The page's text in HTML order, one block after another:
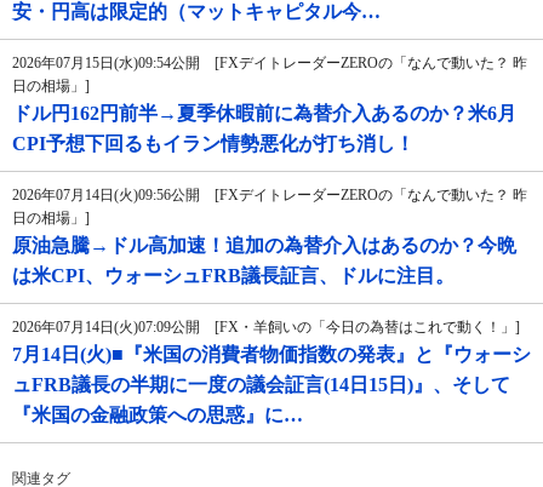
安・円高は限定的（マットキャピタル今…
2026年07月15日(水)09:54公開 [FXデイトレーダーZEROの「なんで動いた？ 昨
日の相場」]
ドル円162円前半→夏季休暇前に為替介入あるのか？米6月
CPI予想下回るもイラン情勢悪化が打ち消し！
2026年07月14日(火)09:56公開 [FXデイトレーダーZEROの「なんで動いた？ 昨
日の相場」]
原油急騰→ドル高加速！追加の為替介入はあるのか？今晩
は米CPI、ウォーシュFRB議長証言、ドルに注目。
2026年07月14日(火)07:09公開 [FX・羊飼いの「今日の為替はこれで動く！」]
7月14日(火)■『米国の消費者物価指数の発表』と『ウォーシ
ュFRB議長の半期に一度の議会証言(14日15日)』、そして
『米国の金融政策への思惑』に…
関連タグ